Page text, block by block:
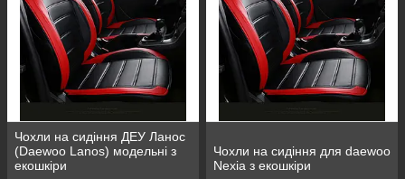
Чохли на сидіння ДЕУ Ланос
(Daewoo Lanos) модельні з
екошкіри
Чохли на сидіння для daewoo
Nexia з екошкіри